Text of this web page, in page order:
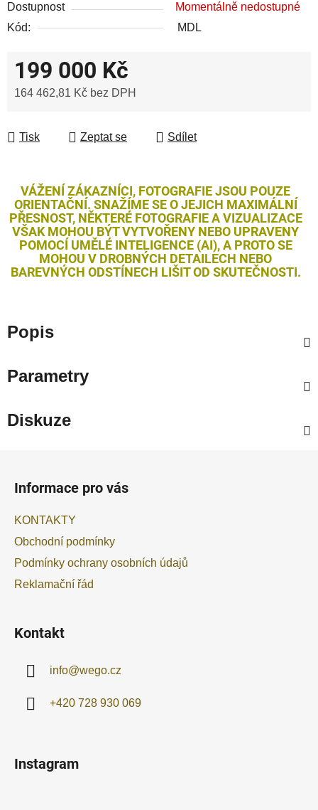
Dostupnost
Momentálně nedostupné
Kód:
MDL
199 000 Kč
164 462,81 Kč bez DPH
Tisk
Zeptat se Sdílet
VÁŽENÍ ZÁKAZNÍCI, FOTOGRAFIE JSOU POUZE
ORIENTAČNÍ. SNAŽÍME SE O JEJICH MAXIMÁLNÍ
PŘESNOST, NĚKTERÉ FOTOGRAFIE A VIZUALIZACE
VŠAK MOHOU BÝT VYTVOŘENY NEBO UPRAVENY
POMOCÍ UMĚLÉ INTELIGENCE (AI), A PROTO SE
MOHOU V DROBNÝCH DETAILECH NEBO
BAREVNÝCH ODSTÍNECH LIŠIT OD SKUTEČNOSTI.
Popis
Parametry
Diskuze
Informace pro vás
KONTAKTY
Obchodní podmínky
Podmínky ochrany osobních údajů
Reklamační řád
Kontakt
info@wego.cz
+420 728 930 069
Instagram